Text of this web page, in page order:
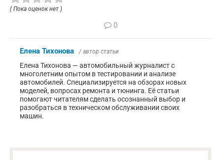
( Пока оценок нет )
0
Елена Тихонова / автор статьи
Елена Тихонова — автомобильный журналист с
многолетним опытом в тестировании и анализе
автомобилей. Специализируется на обзорах новых
моделей, вопросах ремонта и тюнинга. Её статьи
помогают читателям сделать осознанный выбор и
разобраться в техническом обслуживании своих
машин.